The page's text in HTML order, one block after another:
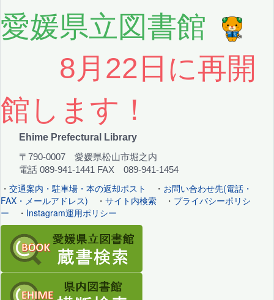
愛媛県立図書館
8月22日に再開
館します！
Ehime Prefectural Library
〒790-0007 愛媛県松山市堀之内
電話 089-941-1441 FAX 089-941-1454
・ 交通案内・駐車場・本の返却ポスト ・ お問い合わせ先(電話・
FAX・メールアドレス) ・ サイト内検索 ・ プライバシーポリシ
ー ・ Instagram運用ポリシー